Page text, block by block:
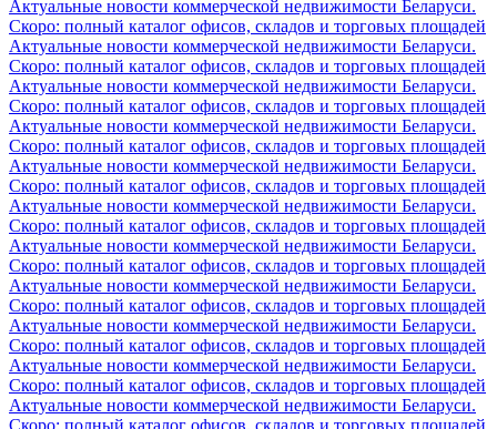
Актуальные новости коммерческой недвижимости Беларуси.
Скоро: полный каталог офисов, складов и торговых площадей
Актуальные новости коммерческой недвижимости Беларуси.
Скоро: полный каталог офисов, складов и торговых площадей
Актуальные новости коммерческой недвижимости Беларуси.
Скоро: полный каталог офисов, складов и торговых площадей
Актуальные новости коммерческой недвижимости Беларуси.
Скоро: полный каталог офисов, складов и торговых площадей
Актуальные новости коммерческой недвижимости Беларуси.
Скоро: полный каталог офисов, складов и торговых площадей
Актуальные новости коммерческой недвижимости Беларуси.
Скоро: полный каталог офисов, складов и торговых площадей
Актуальные новости коммерческой недвижимости Беларуси.
Скоро: полный каталог офисов, складов и торговых площадей
Актуальные новости коммерческой недвижимости Беларуси.
Скоро: полный каталог офисов, складов и торговых площадей
Актуальные новости коммерческой недвижимости Беларуси.
Скоро: полный каталог офисов, складов и торговых площадей
Актуальные новости коммерческой недвижимости Беларуси.
Скоро: полный каталог офисов, складов и торговых площадей
Актуальные новости коммерческой недвижимости Беларуси.
Скоро: полный каталог офисов, складов и торговых площадей